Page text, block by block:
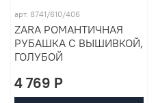
арт. 8741/610/406
ZARA РОМАНТИЧНАЯ
РУБАШКА С ВЫШИВКОЙ,
ГОЛУБОЙ
4 769 P